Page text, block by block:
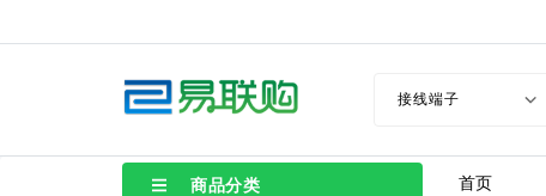
商品分类 首页